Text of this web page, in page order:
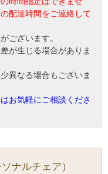
配達時間をご連絡して
ございます。
が生じる場合がありま
異なる場合もございま
お気軽にご相談くださ
ナルチェア）